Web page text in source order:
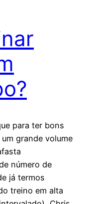
para ter bons
grande volume
número de
já termos
treino em alta